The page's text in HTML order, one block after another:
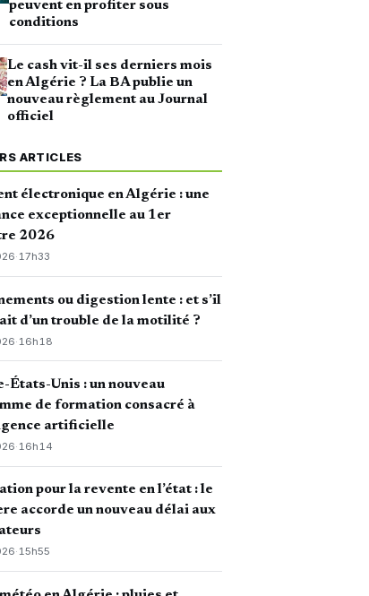
peuvent en profiter sous
conditions
Le cash vit-il ses derniers mois
en Algérie ? La BA publie un
nouveau règlement au Journal
officiel
ARTICLES
électronique en Algérie : une
exceptionnelle au 1er
2026
·17h33
ou digestion lente : et s’il
d’un trouble de la motilité ?
· 16h18
États-Unis : un nouveau
de formation consacré à
artificielle
·16h14
pour la revente en l’état : le
accorde un nouveau délai aux
·15h55